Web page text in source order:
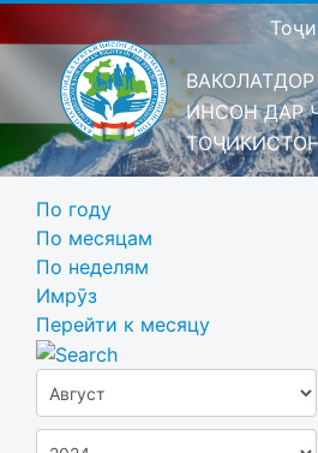
ИНСОН ДАР
По году
По месяцам
По неделям
Имрӯз
Перейти к месяцу